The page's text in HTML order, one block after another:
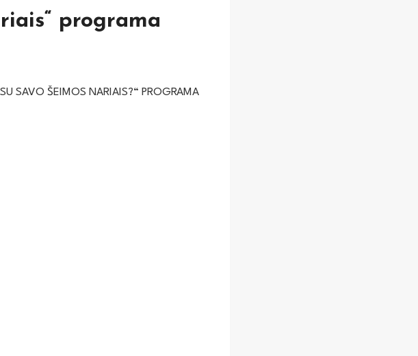
programa
SAVO ŠEIMOS NARIAIS?“ PROGRAMA